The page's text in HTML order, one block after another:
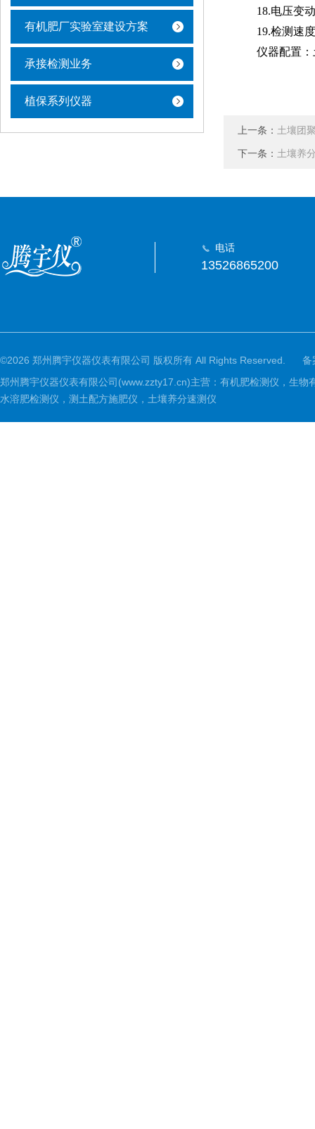
有机肥厂实验室建设方案
承接检测业务
植保系列仪器
18.电压变
19.检测速
仪器配置
上一条： 土壤团
下一条： 土壤养
电话
13526865200
©2026 郑州腾宇仪器仪表有限公司 版权所有 All Rights Reserved.
备
郑州腾宇仪器仪表有限公司(www.zzty17.cn)主营：有机肥检测仪，生
水溶肥检测仪，测土配方施肥仪，土壤养分速测仪